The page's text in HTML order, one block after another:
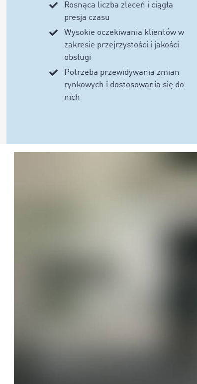
Rosnąca liczba zleceń i ciągła
presja czasu
Wysokie oczekiwania klientów w
zakresie przejrzystości i jakości
obsługi
Potrzeba przewidywania zmian
rynkowych i dostosowania się do
nich